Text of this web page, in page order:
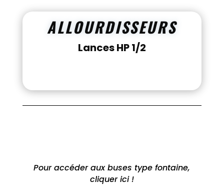
ALLOURDISSEURS
Lances HP 1/2
Pour accéder aux buses type fontaine,
cliquer ici !